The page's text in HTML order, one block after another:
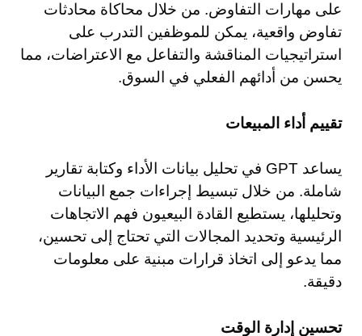
على مهارات التفاوض. من خلال محاكاة محادثات
تفاوض واقعية، يمكن للموظفين التدرب على
استراتيجيات المناقشة والتفاعل مع الاعتراضات، مما
يحسن من أدائهم الفعلي في السوق.
تقييم أداء المبيعات
يساعد GPT في تحليل بيانات الأداء وكتابة تقارير
شاملة. من خلال تبسيط إجراءات جمع البيانات
وتحليلها، يستطيع القادة البيعيون فهم الاتجاهات
الرئيسية وتحديد المجالات التي تحتاج إلى تحسين،
مما يدعو إلى اتخاذ قرارات مبنية على معلومات
دقيقة.
تحسين إدارة الوقت